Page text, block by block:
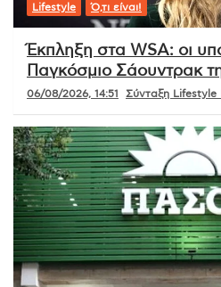
Lifestyle Ό,τι είναι!
Έκπληξη στα WSA: οι
Παγκόσμιο Σάουντρακ
06/08/2026, 14:51 Σύνταξη